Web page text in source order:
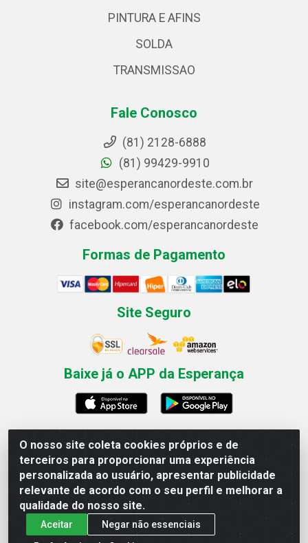
O nosso site coleta cookies próprios e de
terceiros para proporcionar uma experiência
personalizada ao usuário, apresentar publicidade
relevante de acordo com o seu perfil e melhorar a
qualidade do nosso site.
Aceitar
Negar não essenciais
PINTURA E AFINS
SOLDA
TRANSMISSAO
Fale Conosco
(81) 2128-6888
(81) 99429-9910
site@esperancanordeste.com.br
instagram.com/esperancanordeste
facebook.com/esperancanordeste
Formas de Pagamento
Site Seguro
Baixe já o APP da Esperança
Esperança Nordeste - Rua Professor Caldas Filho, 291 -
Estância - Recife / PE CEP: 50771-335 - CNPJ
03.666.136/0001-23